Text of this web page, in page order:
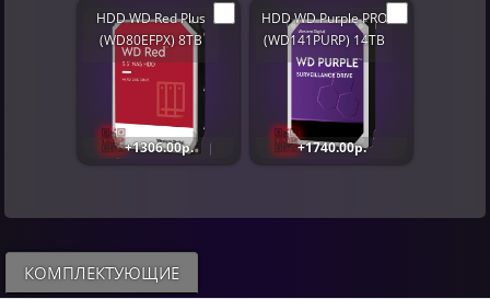
HDD WD Red Plus
(WD80EFPX) 8TB
+1306.00р.
HDD WD Purple PRO
(WD141PURP) 14TB
+1740.00р.
КОМПЛЕКТУЮЩИЕ